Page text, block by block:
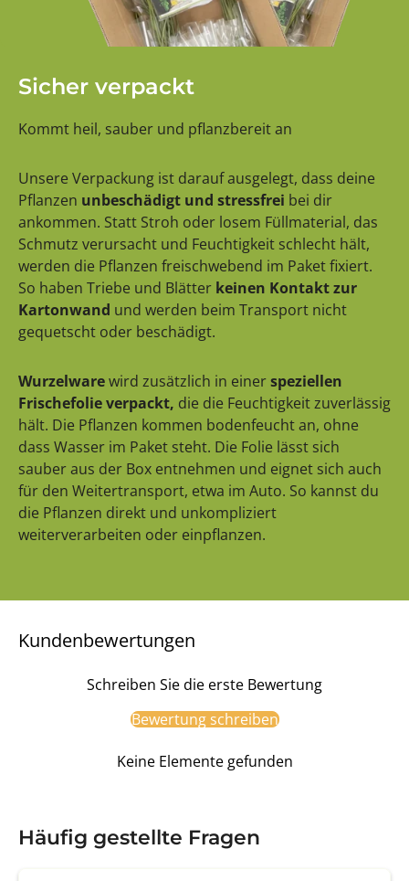
Sicher verpackt
Kommt heil, sauber und pflanzbereit an
Unsere Verpackung ist darauf ausgelegt, dass deine
Pflanzen unbeschädigt und stressfrei bei dir
ankommen. Statt Stroh oder losem Füllmaterial, das
Schmutz verursacht und Feuchtigkeit schlecht hält,
werden die Pflanzen freischwebend im Paket fixiert.
So haben Triebe und Blätter keinen Kontakt zur
Kartonwand und werden beim Transport nicht
gequetscht oder beschädigt.
Wurzelwarewird zusätzlich in einerspeziellen
Frischefolie verpackt, die die Feuchtigkeit zuverlässig
hält. Die Pflanzen kommen bodenfeucht an, ohne
dass Wasser im Paket steht. Die Folie lässt sich
sauber aus der Box entnehmen und eignet sich auch
für den Weitertransport, etwa im Auto. So kannst du
die Pflanzen direkt und unkompliziert
weiterverarbeiten oder einpflanzen.
Kundenbewertungen
Schreiben Sie die erste Bewertung
Bewertung schreiben
Keine Elemente gefunden
Häufig gestellte Fragen